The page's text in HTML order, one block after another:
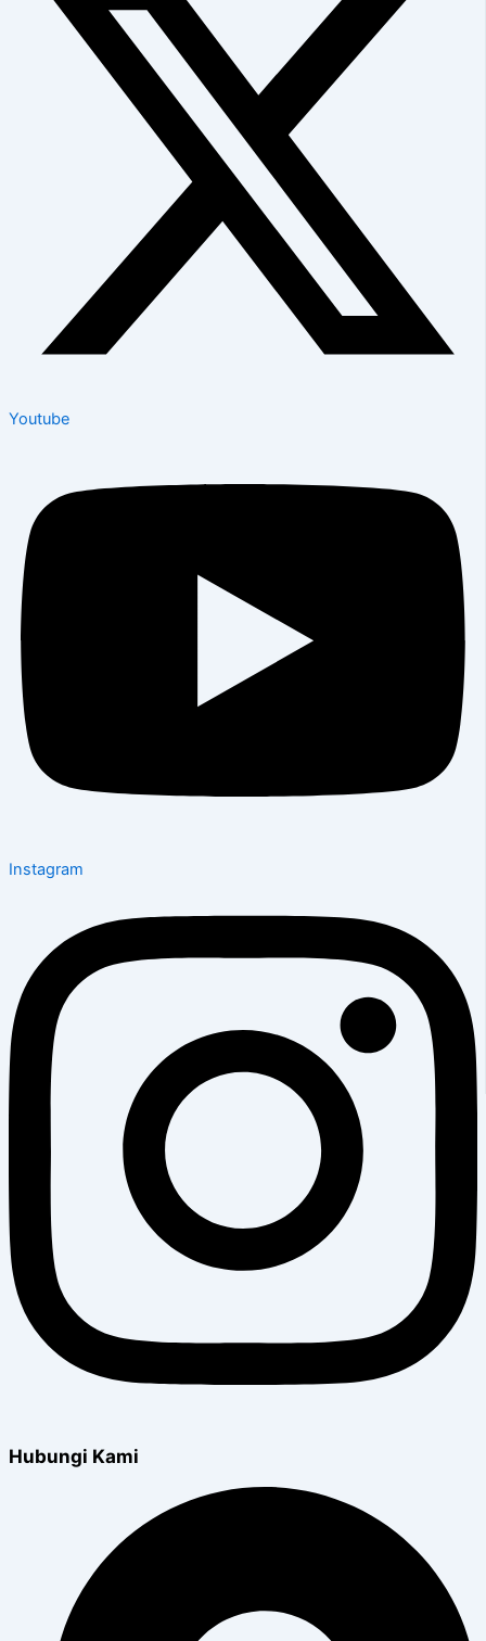
Youtube
Instagram
Hubungi Kami